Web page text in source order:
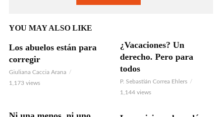
YOU MAY ALSO LIKE
AUDIO
Los abuelos están para
corregir
Giuliana Caccia Arana
1,173 views
¿Vacaciones? Un
derecho. Pero para
todos
P. Sebastián Correa Ehlers
1,144 views